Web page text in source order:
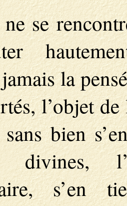
se
la
l’objet
bien
divines,
s’en